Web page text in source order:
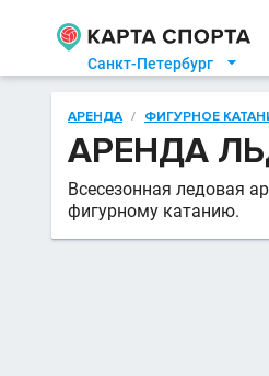
Санкт-Петербург 
АРЕНДА / ФИГУРНОЕ
АРЕНДА
Всесезонная ледовая
фигурному катанию.